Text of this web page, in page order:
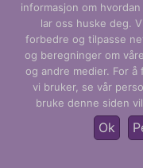
© CLARITY
informasjon om
lar oss huske deg.
forbedre og tilpasse
og beregninger om
og andre medier. For
vi bruker, se vår
bruke denne siden
Ok